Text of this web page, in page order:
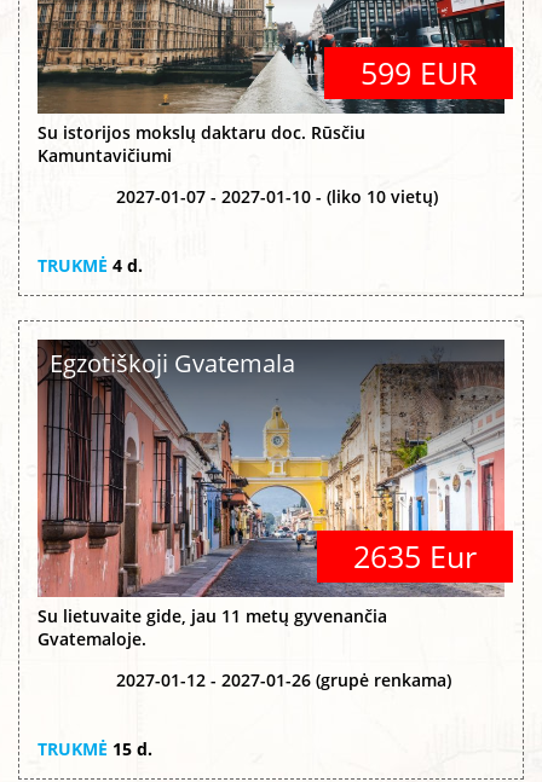
599 EUR
Su istorijos mokslų daktaru doc. Rūsčiu
Kamuntavičiumi
2027-01-07 - 2027-01-10 - (liko 10 vietų)
TRUKMĖ 4 d.
Egzotiškoji Gvatemala
2635 Eur
Su lietuvaite gide, jau 11 metų gyvenančia
Gvatemaloje.
2027-01-12 - 2027-01-26 (grupė renkama)
TRUKMĖ 15 d.